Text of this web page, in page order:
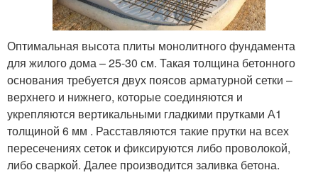
Оптимальная высота плиты монолитного фундамента
для жилого дома – 25-30 см. Такая толщина бетонного
основания требуется двух поясов арматурной сетки –
верхнего и нижнего, которые соединяются и
укрепляются вертикальными гладкими прутками А1
толщиной 6 мм . Расставляются такие прутки на всех
пересечениях сеток и фиксируются либо проволокой,
либо сваркой. Далее производится заливка бетона.